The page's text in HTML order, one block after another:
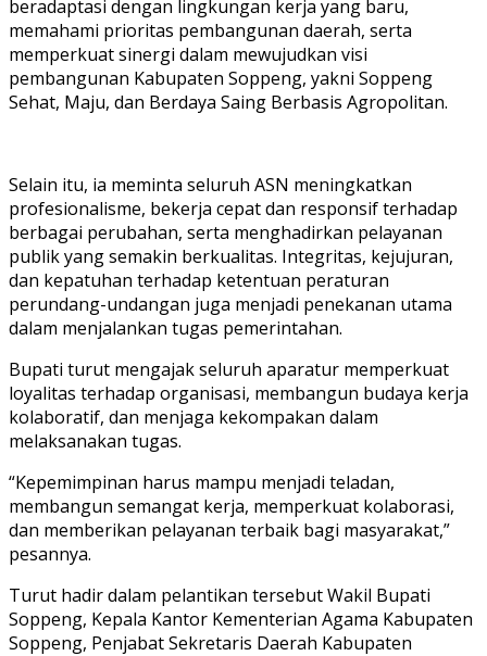
beradaptasi dengan lingkungan kerja yang baru,
memahami prioritas pembangunan daerah, serta
memperkuat sinergi dalam mewujudkan visi
pembangunan Kabupaten Soppeng, yakni Soppeng
Sehat, Maju, dan Berdaya Saing Berbasis Agropolitan.
Selain itu, ia meminta seluruh ASN meningkatkan
profesionalisme, bekerja cepat dan responsif terhadap
berbagai perubahan, serta menghadirkan pelayanan
publik yang semakin berkualitas. Integritas, kejujuran,
dan kepatuhan terhadap ketentuan peraturan
perundang-undangan juga menjadi penekanan utama
dalam menjalankan tugas pemerintahan.
Bupati turut mengajak seluruh aparatur memperkuat
loyalitas terhadap organisasi, membangun budaya kerja
kolaboratif, dan menjaga kekompakan dalam
melaksanakan tugas.
“Kepemimpinan harus mampu menjadi teladan,
membangun semangat kerja, memperkuat kolaborasi,
dan memberikan pelayanan terbaik bagi masyarakat,”
pesannya.
Turut hadir dalam pelantikan tersebut Wakil Bupati
Soppeng, Kepala Kantor Kementerian Agama Kabupaten
Soppeng, Penjabat Sekretaris Daerah Kabupaten